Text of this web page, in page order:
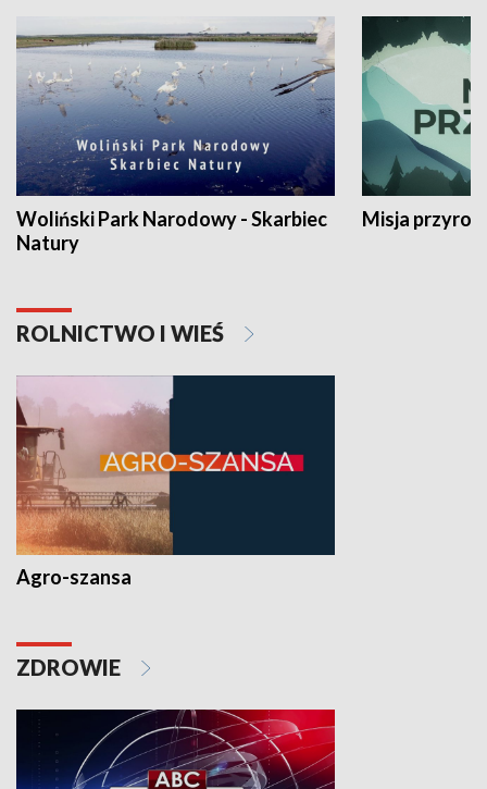
Woliński Park Narodowy - Skarbiec
Natury
Misja
ROLNICTWO I WIEŚ
Agro-szansa
ZDROWIE